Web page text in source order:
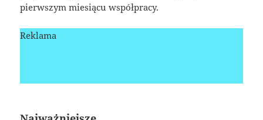
pierwszym miesiącu współpracy.
Reklama